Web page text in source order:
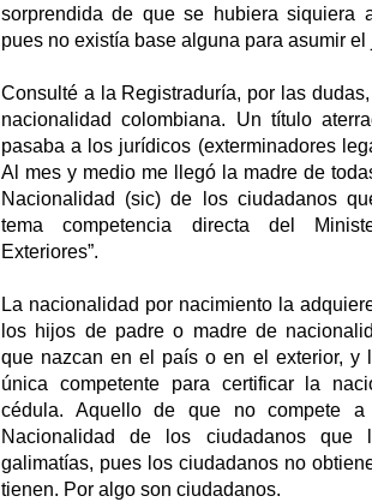
sorprendida de que se hubiera siquiera
pues no existía base alguna para asumir el
Consulté a la Registraduría, por las
nacionalidad colombiana. Un título
pasaba a los jurídicos (exterminadores
Al mes y medio me llegó la madre de
Nacionalidad (sic) de los ciudadanos
tema competencia directa del
Exteriores”.
La nacionalidad por nacimiento la
los hijos de padre o madre de
que nazcan en el país o en el exterior, y
única competente para certificar la
cédula. Aquello de que no compete a
Nacionalidad de los ciudadanos que
galimatías, pues los ciudadanos no
tienen. Por algo son ciudadanos.